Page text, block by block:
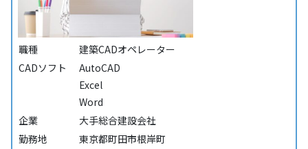
職種
建築CADオペレーター
CADソフト
AutoCAD
Excel
Word
企業
大手総合建設会社
勤務地
東京都町田市根岸町